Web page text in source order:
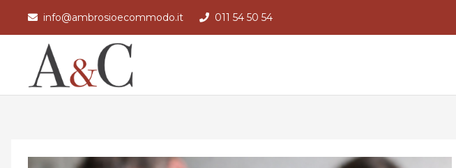
info@ambrosioecommodo.it 011 54 50 54